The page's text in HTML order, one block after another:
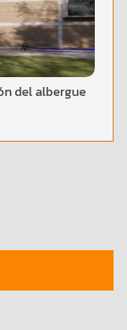
del albergue